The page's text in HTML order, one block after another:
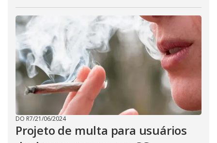
DO R7/21/06/2024
Projeto de multa para usuários